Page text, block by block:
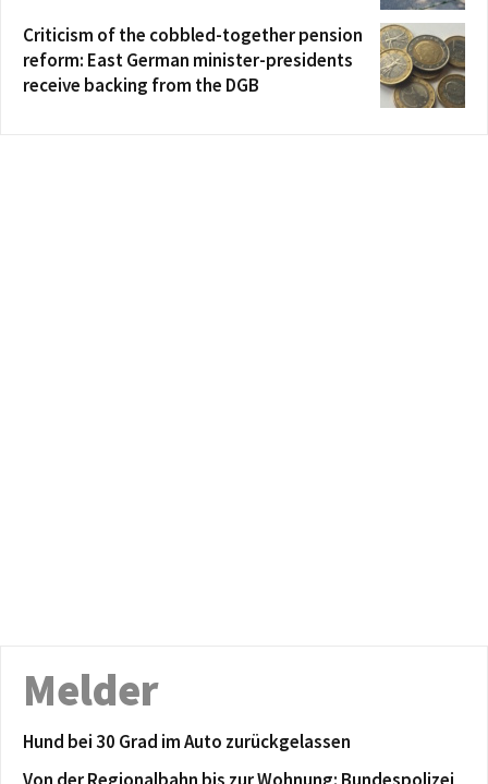
Criticism of the cobbled-together pension
reform: East German minister-presidents
receive backing from the DGB
Melder
Hund bei 30 Grad im Auto zurückgelassen
Von der Regionalbahn bis zur Wohnung: Bundespolizei